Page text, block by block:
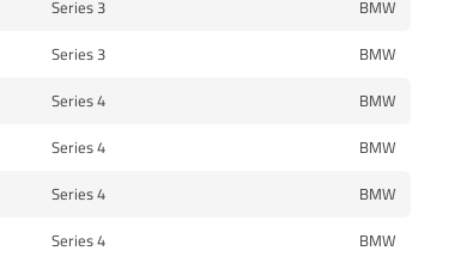
BMW
3 Series
BMW
3 Series
BMW
4 Series
BMW
4 Series
BMW
4 Series
BMW
4 Series